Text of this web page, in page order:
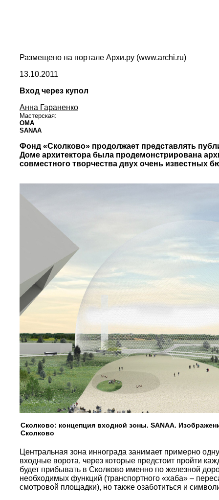
Размещено на портале Архи.ру (www.archi.ru)
13.10.2011
Вход через купол
Анна Гараненко
Мастерская:
OMA
SANAA
Фонд «Сколково» продолжает представлять
Доме архитектора была продемонстрирована
совместного творчества двух очень известных
Сколково: концепция входной зоны. SANAA.
Сколково
Центральная зона иннограда занимает примерно
входные ворота, через которые предстоит пройти
будет прибывать в Сколково именно по железной
необходимых функций (транспортного «хаба» –
смотровой площадки), но также озаботиться и